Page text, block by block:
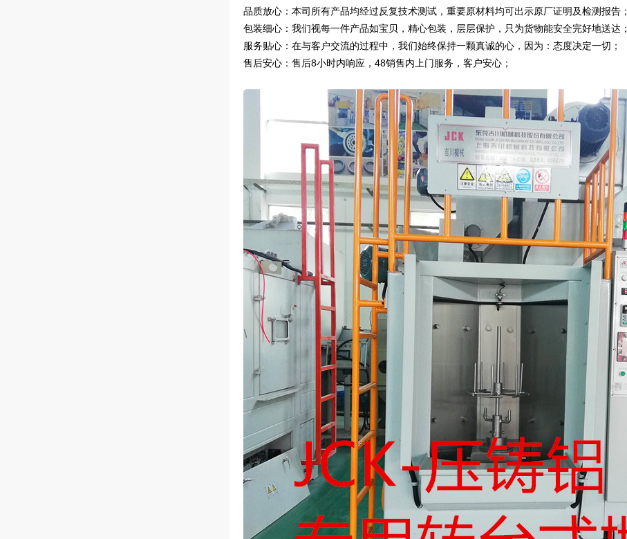
品质放心：本司所有产品均经过反复技术测试，重要原材料均可出示原厂证明及检测报告；
包装细心：我们视每一件产品如宝贝，精心包装，层层保护，只为货物能安全完好地送达；
服务贴心：在与客户交流的过程中，我们始终保持一颗真诚的心，因为：态度决定一切；
售后安心：售后8小时内响应，48销售内上门服务，客户安心；